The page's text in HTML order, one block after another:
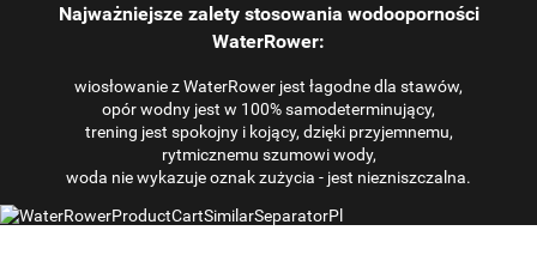
Najważniejsze zalety stosowania wodooporności
WaterRower:
wiosłowanie z WaterRower jest łagodne dla stawów,
opór wodny jest w 100% samodeterminujący,
trening jest spokojny i kojący, dzięki przyjemnemu,
rytmicznemu szumowi wody,
woda nie wykazuje oznak zużycia - jest niezniszczalna.